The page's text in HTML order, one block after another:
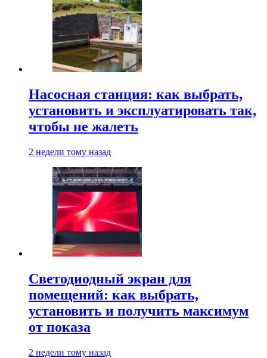
Насосная станция: как выбрать,
установить и эксплуатировать так,
чтобы не жалеть
2 недели тому назад
Светодиодный экран для
помещений: как выбрать,
установить и получить максимум
от показа
2 недели тому назад